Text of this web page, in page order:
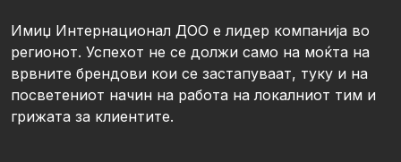
Имиџ Интернационал ДОО е лидер компанија во
регионот. Успехот не се должи само на моќта на
врвните брендови кои се застапуваат, туку и на
посветениот начин на работа на локалниот тим и
грижата за клиентите.